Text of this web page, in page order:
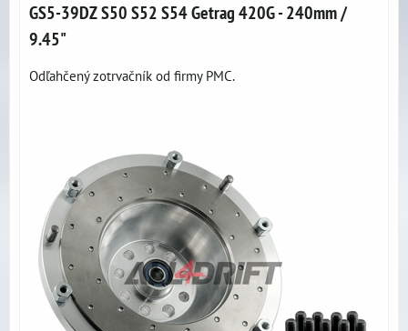
GS5-39DZ S50 S52 S54 Getrag 420G - 240mm /
9.45"
Odľahčený zotrvačník od firmy PMC.